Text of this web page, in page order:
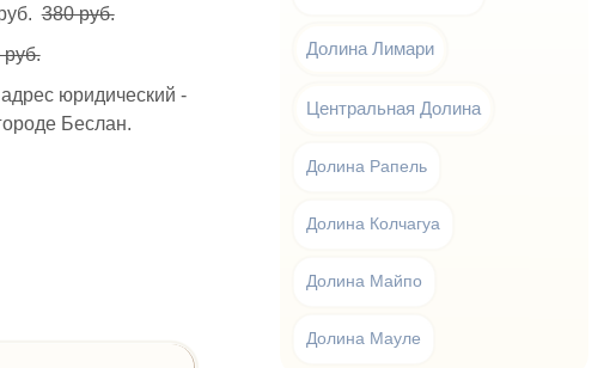
380 руб.
руб.
юридический -
Беслан.
Долина Лимари
Центральная Долина
Долина Рапель
Долина Колчагуа
Долина Майпо
Долина Мауле